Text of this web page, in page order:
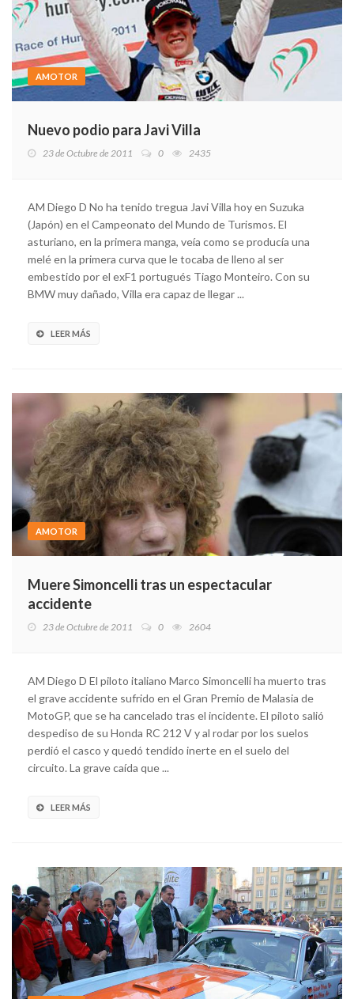
AMOTOR
Nuevo podio para Javi Villa
23 de Octubre de 2011 0 2435
AM Diego D No ha tenido tregua Javi Villa hoy en Suzuka
(Japón) en el Campeonato del Mundo de Turismos. El
asturiano, en la primera manga, veía como se producía una
melé en la primera curva que le tocaba de lleno al ser
embestido por el exF1 portugués Tiago Monteiro. Con su
BMW muy dañado, Villa era capaz de llegar ...
LEER MÁS
AMOTOR
Muere Simoncelli tras un espectacular
accidente
23 de Octubre de 2011 0 2604
AM Diego D El piloto italiano Marco Simoncelli ha muerto tras
el grave accidente sufrido en el Gran Premio de Malasia de
MotoGP, que se ha cancelado tras el incidente. El piloto salió
despediso de su Honda RC 212 V y al rodar por los suelos
perdió el casco y quedó tendido inerte en el suelo del
circuito. La grave caída que ...
LEER MÁS